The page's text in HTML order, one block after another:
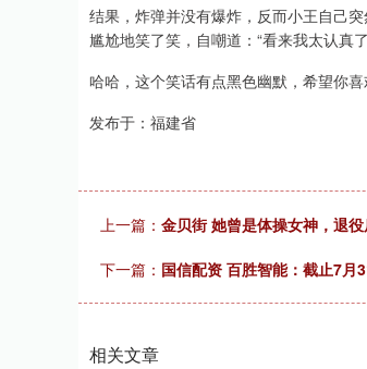
结果，炸弹并没有爆炸，反而小王自己
尴尬地笑了笑，自嘲道：“看来我太认真
哈哈，这个笑话有点黑色幽默，希望你
发布于：福建省
上一篇： 金贝街 她曾是体操女神，退
下一篇： 国信配资 百胜智能：截止7月
相关文章